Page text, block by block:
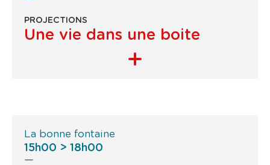
PROJECTIONS
Une vie dans une boite
La bonne fontaine
15h00 > 18h00